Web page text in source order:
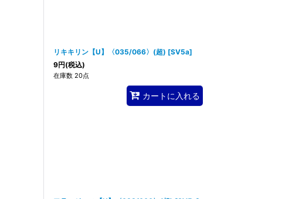
リキキリン【U】〈035/066〉(超) [SV5a]
9円(税込)
在庫数 20点
カートに入れる